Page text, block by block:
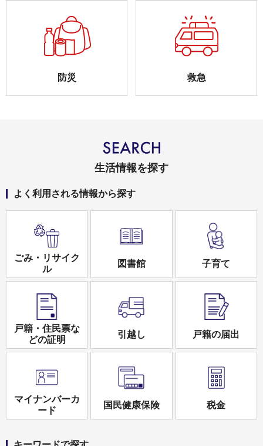
防災 救急
生活情報を探す
よく利用される情報から探す
ごみ・リサイク
ル
図書館 子育て
戸籍・住民票な
どの証明
引越し 戸籍の届出
マイナンバーカ
ード
国民健康保険 税金